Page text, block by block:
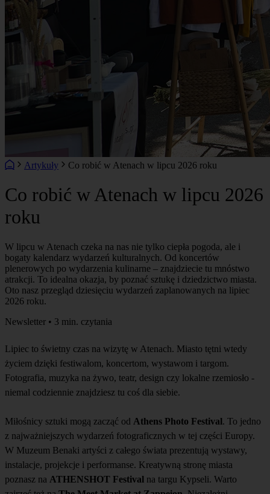
Artykuły Co robić w Atenach w lipcu 2026 roku
Co robić w Atenach w lipcu 2026
roku
W lipcu w Atenach czeka na nas nie tylko ciepła pogoda, ale i
bogaty kalendarz wydarzeń kulturalnych. Od koncertów
plenerowych po wydarzenia kulinarne – znajdziecie tu mnóstwo
atrakcji. To idealna okazja, by poznać sztukę i dziedzictwo miasta.
Oto nasz przegląd dziesięciu wydarzeń zaplanowanych na lipiec
2026 roku.
Newsletter • 3 min. czytania
Lipiec to świetny czas na wizytę w Atenach. Miasto tętni wtedy
życiem dzięki festiwalom, koncertom, wystawom i targom.
Fotografia, muzyka na żywo, teatr, design czy lokalne rzemiosło -
niemal codziennie znajdziesz tu coś dla siebie.
Miłośnicy sztuki mogą zacząć od Athens Photo Festival. To jedno
z najważniejszych wydarzeń fotograficznych w tej części Europy.
W Muzeum Benaki artyści z całego świata prezentują wystawy,
instalacje, projekcje i performanse. Kreatywną stronę miasta
poznasz na ATHENSHOT Festival na targu Kypseli. Warto